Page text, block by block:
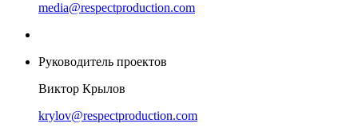
media@respectproduction.com
Руководитель проектов
Виктор Крылов
krylov@respectproduction.com